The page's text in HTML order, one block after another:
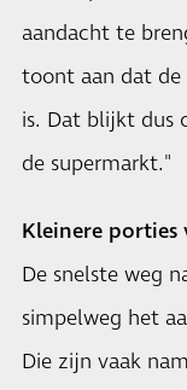
aandacht te
toont aan dat de
is. Dat blijkt dus
de supermarkt."
Kleinere porties
De snelste weg
simpelweg het
Die zijn vaak